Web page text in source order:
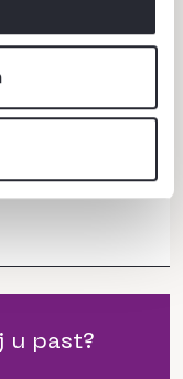
van de
door een
een "groene
u past?